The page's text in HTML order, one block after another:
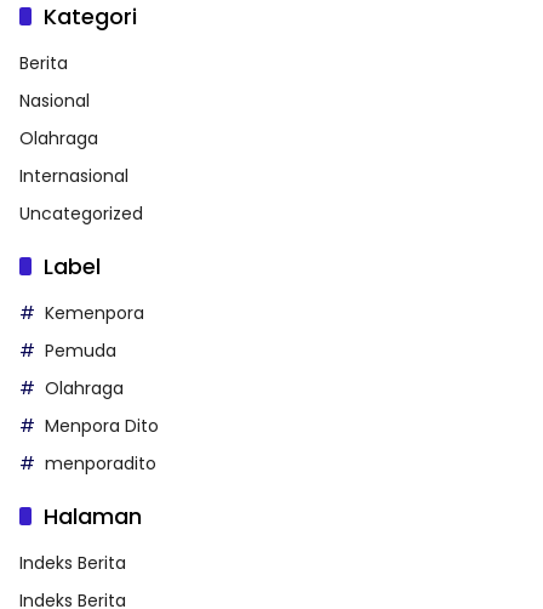
Kategori
Berita
Nasional
Olahraga
Internasional
Uncategorized
Label
Kemenpora
Pemuda
Olahraga
Menpora Dito
menporadito
Halaman
Indeks Berita
Indeks Berita